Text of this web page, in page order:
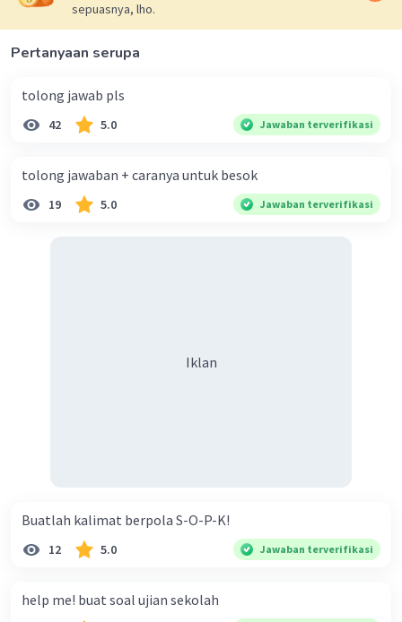
sepuasnya, lho.
Pertanyaan serupa
tolong jawab pls
42 5.0 Jawaban terverifikasi
tolong jawaban + caranya untuk besok
19 5.0 Jawaban terverifikasi
Iklan
Buatlah kalimat berpola S-O-P-K!
12 5.0 Jawaban terverifikasi
help me! buat soal ujian sekolah